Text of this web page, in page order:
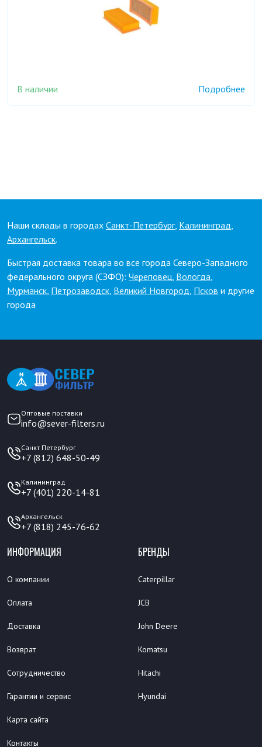
В наличии Подробнее
Наши склады в городах Санкт-Петербург, Калининград,
Архангельск.
Быстрая доставка товара во все города Северо-Западного
федерального округа (СЗФО): Череповец, Вологда,
Мурманск, Петрозаводск, Великий Новгород, Псков и другие
города
Оптовые поставки
info@sever-filters.ru
Санкт Петербург
+7 (812) 648-50-49
Калининград
+7 (401) 220-14-81
Архангельск
+7 (818) 245-76-62
ИНФОРМАЦИЯ
О компании
Оплата
Доставка
Возврат
Сотрудничество
Гарантии и сервис
Карта сайта
Контакты
БРЕНДЫ
Caterpillar
JCB
John Deere
Komatsu
Hitachi
Hyundai